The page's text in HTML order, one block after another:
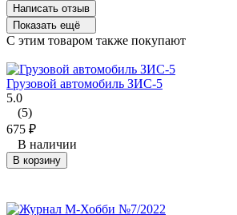
Написать отзыв
Показать ещё
C этим товаром также покупают
Грузовой автомобиль ЗИС-5
5.0
(5)
675 ₽
В наличии
В корзину